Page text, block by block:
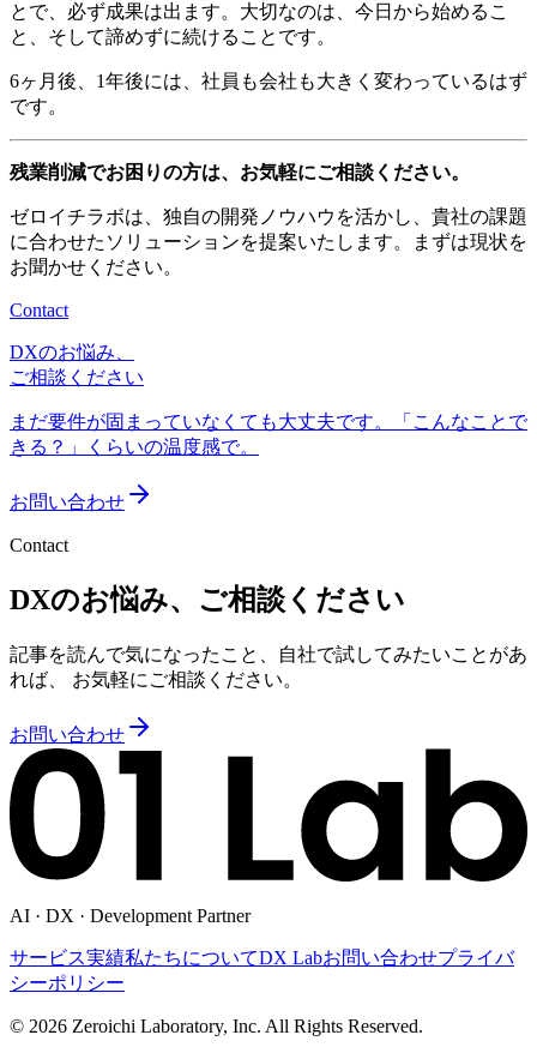
とで、必ず成果は出ます。大切なのは、今日から始めるこ
と、そして諦めずに続けることです。
6ヶ月後、1年後には、社員も会社も大きく変わっているはず
です。
残業削減でお困りの方は、お気軽にご相談ください。
ゼロイチラボは、独自の開発ノウハウを活かし、貴社の課題
に合わせたソリューションを提案いたします。まずは現状を
お聞かせください。
Contact
DXのお悩み、
ご相談ください
まだ要件が固まっていなくても大丈夫です。「こんなことで
きる？」くらいの温度感で。
お問い合わせ
Contact
DXのお悩み、ご相談ください
記事を読んで気になったこと、自社で試してみたいことがあ
れば、 お気軽にご相談ください。
お問い合わせ
AI · DX · Development Partner
サービス実績私たちについてDX Labお問い合わせプライバ
シーポリシー
© 2026 Zeroichi Laboratory, Inc. All Rights Reserved.